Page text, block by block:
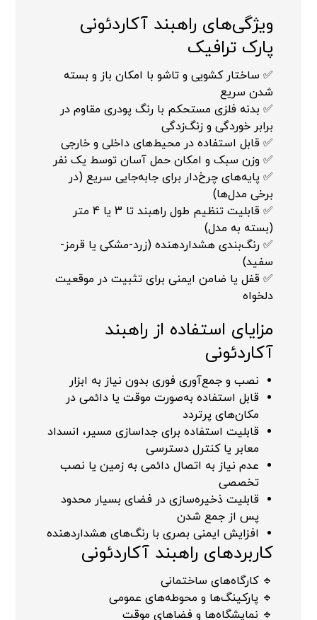
ویژگی‌های راهبند آکاردئونی
پارک ترافیک
✅ ساختار کشویی و تاشو با امکان باز و بسته
شدن سریع
✅ بدنه فلزی مستحکم با رنگ پودری مقاوم در
برابر خوردگی و زنگ‌زدگی
✅ قابل استفاده در محیط‌های داخلی و خارجی
✅ وزن سبک و امکان حمل آسان توسط یک نفر
✅ پایه‌های چرخ‌دار برای جابه‌جایی سریع (در
برخی مدل‌ها)
✅ قابلیت تنظیم طول راهبند تا 3 یا 4 متر
(بسته به مدل)
✅ رنگ‌بندی هشداردهنده (زرد-مشکی یا قرمز-
سفید)
✅ قفل یا ضامن ایمنی برای تثبیت در موقعیت
دلخواه
مزایای استفاده از راهبند
آکاردئونی
نصب و جمع‌آوری فوری بدون نیاز به ابزار
قابل استفاده به‌صورت موقت یا دائمی در
مکان‌های پرتردد
قابلیت استفاده برای جداسازی مسیر، انسداد
معابر یا کنترل دسترسی
عدم نیاز به اتصال دائمی به زمین یا نصب
تخصصی
قابلیت ذخیره‌سازی در فضای بسیار محدود
پس از جمع شدن
افزایش ایمنی بصری با رنگ‌های هشداردهنده
کاربردهای راهبند آکاردئونی
🔹 کارگاه‌های ساختمانی
🔹 پارکینگ‌ها و محوطه‌های عمومی
🔹 نمایشگاه‌ها و فضاهای موقت